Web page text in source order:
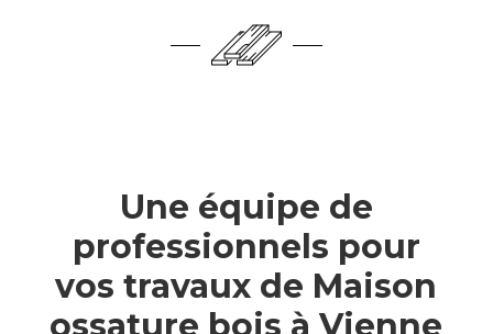
Une équipe de
professionnels pour
vos travaux de Maison
ossature bois à Vienne